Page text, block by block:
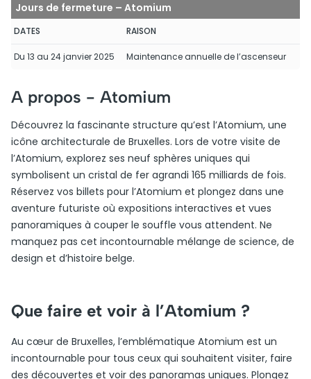
Jours de fermeture – Atomium
DATES RAISON
Du 13 au 24 janvier 2025 Maintenance annuelle de l’ascenseur
A propos - Atomium
Découvrez la fascinante structure qu’est l’Atomium, une
icône architecturale de Bruxelles. Lors de votre visite de
l’Atomium, explorez ses neuf sphères uniques qui
symbolisent un cristal de fer agrandi 165 milliards de fois.
Réservez vos billets pour l’Atomium et plongez dans une
aventure futuriste où expositions interactives et vues
panoramiques à couper le souffle vous attendent. Ne
manquez pas cet incontournable mélange de science, de
design et d’histoire belge.
Que faire et voir à l’Atomium ?
Au cœur de Bruxelles, l’emblématique Atomium est un
incontournable pour tous ceux qui souhaitent visiter, faire
des découvertes et voir des panoramas uniques. Plongez